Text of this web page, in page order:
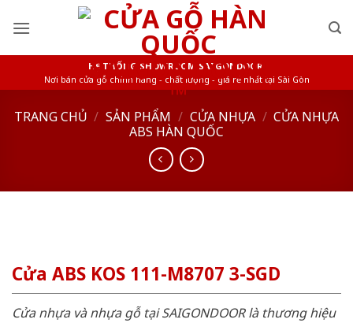
HỆ THỐNG SHOWROOM SAIGONDOOR
Nơi bán cửa gỗ chính hãng - chất lượng - giá rẻ nhất tại Sài Gòn
TRANG CHỦ / SẢN PHẨM / CỬA NHỰA / CỬA NHỰA
ABS HÀN QUỐC
Cửa ABS KOS 111-M8707 3-SGD
Cửa nhựa và nhựa gỗ tại SAIGONDOOR là thương hiệu